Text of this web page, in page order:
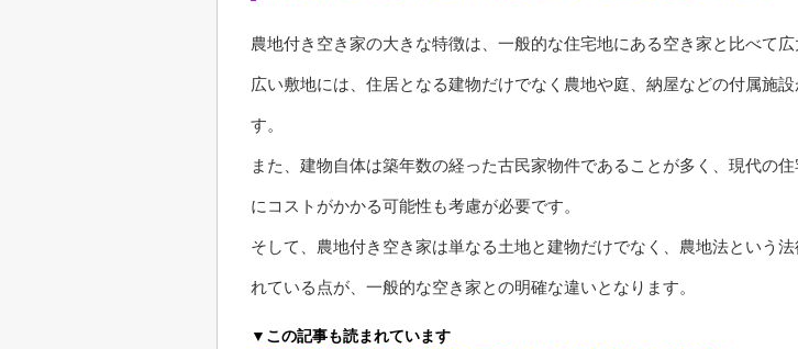
農地付き空き家の大きな特徴は、一般的な住宅地にある空き家と比べて広
広い敷地には、住居となる建物だけでなく農地や庭、納屋などの付属施
す。
また、建物自体は築年数の経った古民家物件であることが多く、現代の
にコストがかかる可能性も考慮が必要です。
そして、農地付き空き家は単なる土地と建物だけでなく、農地法という
れている点が、一般的な空き家との明確な違いとなります。
▼この記事も読まれています